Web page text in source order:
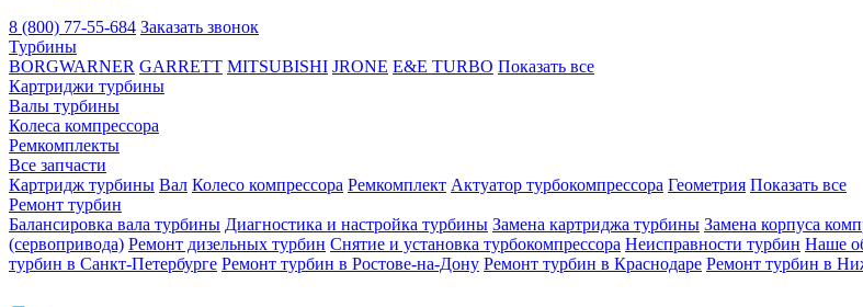
8 (800) 77-55-684 Заказать звонок
Турбины
BORGWARNER GARRETT MITSUBISHI JRONE E&E TURBO Показать все
Картриджи турбины
Валы турбины
Колеса компрессора
Ремкомплекты
Все запчасти
Картридж турбины Вал Колесо компрессора Ремкомплект Актуатор турбокомпрессора Геометрия Показать все
Ремонт турбин
Балансировка вала турбины Диагностика и настройка турбины Замена картриджа турбины Замена корпуса
(сервопривода) Ремонт дизельных турбин Снятие и установка турбокомпрессора Неисправности турбин Наше
турбин в Санкт-Петербурге Ремонт турбин в Ростове-на-Дону Ремонт турбин в Краснодаре Ремонт турбин в